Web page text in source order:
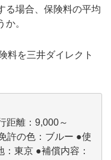
る場合、保険料の平均
。
料を三井ダイレクト
距離：9,000～
許の色：ブルー ●使
東京 ●補償内容：